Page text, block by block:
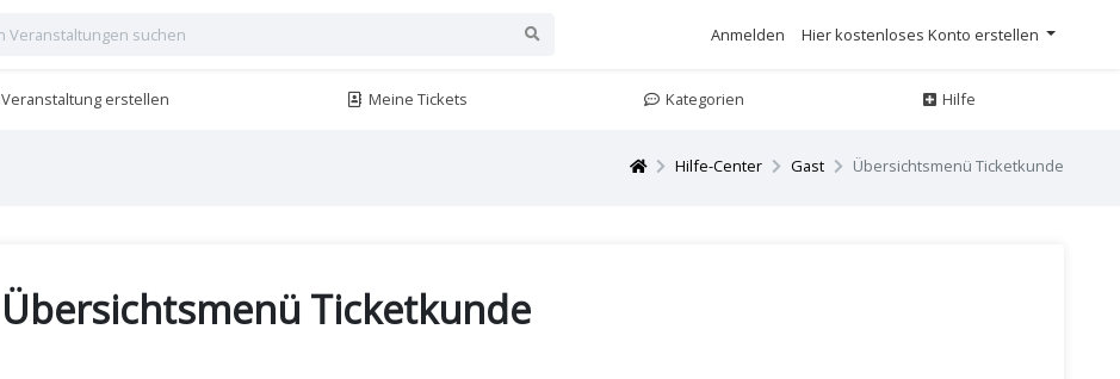
Anmelden Hier kostenloses Konto erstellen
Veranstaltung erstellen Meine Tickets Kategorien Hilfe
Hilfe-Center Gast Übersichtsmenü Ticketkunde
Übersichtsmenü Ticketkunde